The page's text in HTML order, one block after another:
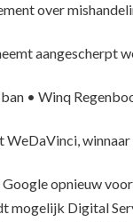
over
aangescherpt
• Winq
WeDaVinci, winnaar
opnieuw
mogelijk Digital